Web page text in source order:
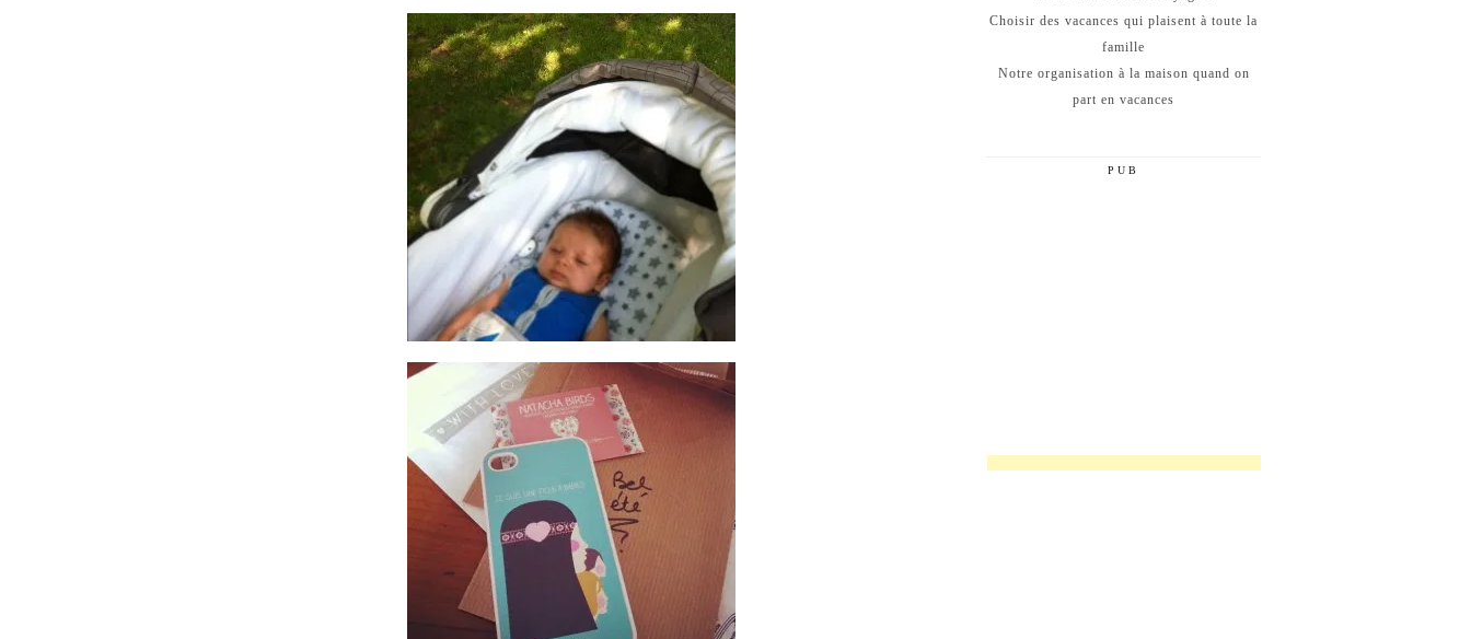
Choisir des vacances qui plaisent à toute la
famille
Notre organisation à la maison quand on
part en vacances
PUB